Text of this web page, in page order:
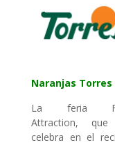
Naranjas Torres
La feria
Attraction,
celebra en el